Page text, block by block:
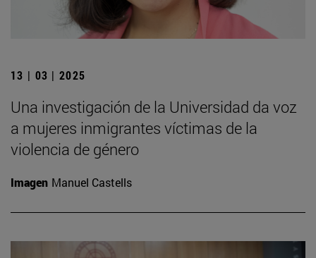
13 | 03 | 2025
Una investigación de la Universidad da voz
a mujeres inmigrantes víctimas de la
violencia de género
Imagen Manuel Castells